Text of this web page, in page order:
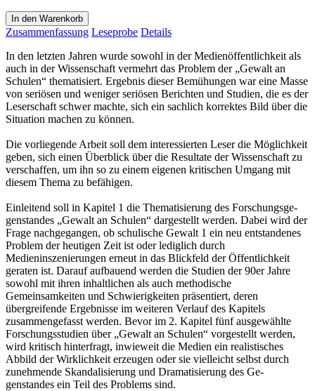
In den Warenkorb
Zusammenfassung Leseprobe Details
In den letzten Jahren wurde sowohl in der Medienöffentlichkeit als
auch in der Wissenschaft vermehrt das Problem der „Gewalt an
Schulen“ thematisiert. Ergebnis dieser Bemühungen war eine Masse
von seriösen und weniger seriösen Berichten und Studien, die es der
Leserschaft schwer machte, sich ein sachlich korrektes Bild über die
Situation machen zu können.
Die vorliegende Arbeit soll dem interessierten Leser die Möglichkeit
geben, sich einen Überblick über die Resultate der Wissenschaft zu
verschaffen, um ihn so zu einem eigenen kritischen Umgang mit
diesem Thema zu befähigen.
Einleitend soll in Kapitel 1 die Thematisierung des Forschungsge-
genstandes „Gewalt an Schulen“ dargestellt werden. Dabei wird der
Frage nachgegangen, ob schulische Gewalt 1 ein neu entstandenes
Problem der heutigen Zeit ist oder lediglich durch
Medieninszenierungen erneut in das Blickfeld der Öffentlichkeit
geraten ist. Darauf aufbauend werden die Studien der 90er Jahre
sowohl mit ihren inhaltlichen als auch methodische
Gemeinsamkeiten und Schwierigkeiten präsentiert, deren
übergreifende Ergebnisse im weiteren Verlauf des Kapitels
zusammengefasst werden. Bevor im 2. Kapitel fünf ausgewählte
Forschungsstudien über „Gewalt an Schulen“ vorgestellt werden,
wird kritisch hinterfragt, inwieweit die Medien ein realistisches
Abbild der Wirklichkeit erzeugen oder sie vielleicht selbst durch
zunehmende Skandalisierung und Dramatisierung des Ge-
genstandes ein Teil des Problems sind.